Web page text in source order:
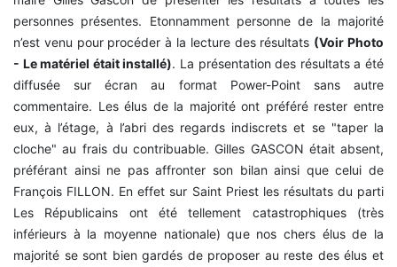
personnes présentes. Etonnamment personne de la majorité
n’est venu pour procéder à la lecture des résultats (Voir Photo
- Le matériel était installé). La présentation des résultats a été
diffusée sur écran au format Power-Point sans autre
commentaire. Les élus de la majorité ont préféré rester entre
eux, à l’étage, à l’abri des regards indiscrets et se "taper la
cloche" au frais du contribuable. Gilles GASCON était absent,
préférant ainsi ne pas affronter son bilan ainsi que celui de
François FILLON. En effet sur Saint Priest les résultats du parti
Les Républicains ont été tellement catastrophiques (très
inférieurs à la moyenne nationale) que nos chers élus de la
majorité se sont bien gardés de proposer au reste des élus et